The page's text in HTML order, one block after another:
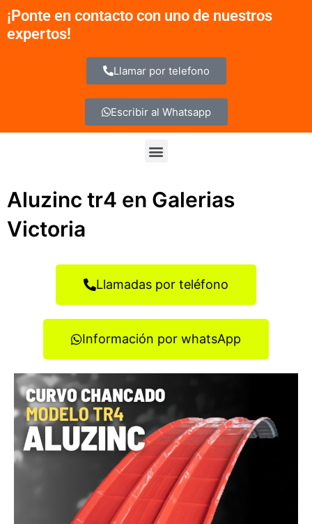
contenido
¡Ponte en contacto con uno de nuestros
expertos!
Llamar por telefono
Escribir al Whatsapp
Menu
Aluzinc tr4 en Galerias
Victoria
Llamadas por teléfono
Información por whatsApp